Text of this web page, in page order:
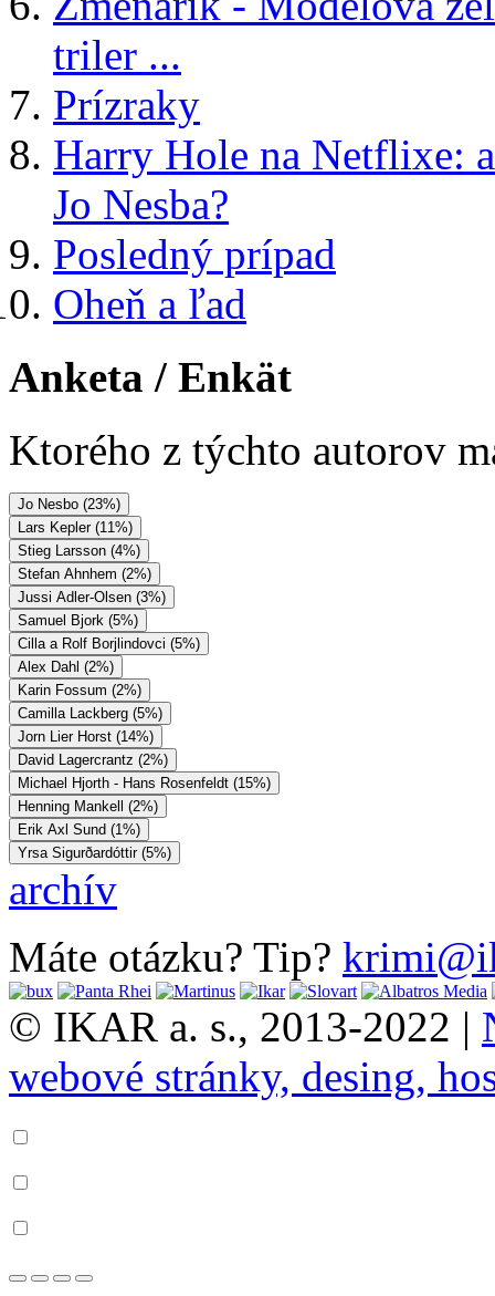
triler ...
Prízraky
Harry Hole na Netflixe:
Jo Nesba?
Posledný prípad
Oheň a ľad
Anketa / Enkät
Ktorého z týchto autorov
Jo Nesbo (23%)
Lars Kepler (11%)
Stieg Larsson (4%)
Stefan Ahnhem (2%)
Jussi Adler-Olsen (3%)
Samuel Bjork (5%)
Cilla a Rolf Borjlindovci (5%)
Alex Dahl (2%)
Karin Fossum (2%)
Camilla Lackberg (5%)
Jorn Lier Horst (14%)
David Lagercrantz (2%)
Michael Hjorth - Hans Rosenfeldt (15%)
Henning Mankell (2%)
Erik Axl Sund (1%)
Yrsa Sigurðardóttir (5%)
archív
Máte otázku? Tip?
© IKAR a. s., 2013-2022 |
webové stránky, desing,